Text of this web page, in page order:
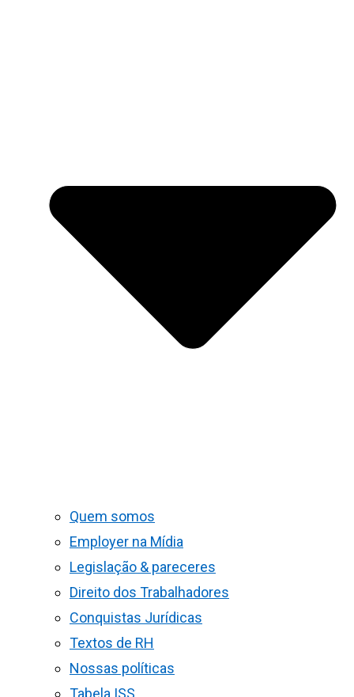
Quem somos
Employer na Mídia
Legislação & pareceres
Direito dos Trabalhadores
Conquistas Jurídicas
Textos de RH
Nossas políticas
Tabela ISS